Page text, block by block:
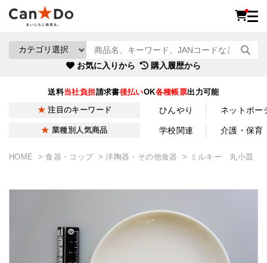
お気に入りから 購入履歴から
送料当社負担請求書後払いOK各種帳票出力可能
注目のキーワード ひんやり ネットポー
業種別人気商品 学校関連 介護・保育
HOME 食器・コップ 洋陶器・その他食器 ミルキー 丸小皿